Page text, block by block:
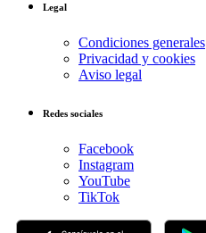
Legal
Condiciones generales
Privacidad y cookies
Aviso legal
Redes sociales
Facebook
Instagram
YouTube
TikTok